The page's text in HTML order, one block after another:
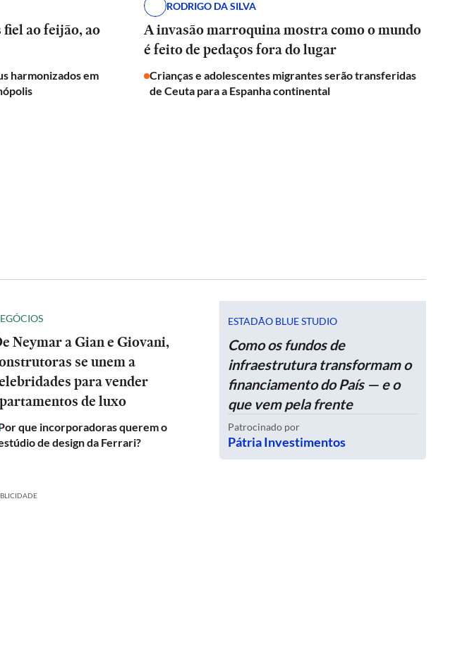
fiel ao feijão, ao
harmonizados em
RODRIGO DA SILVA
A invasão marroquina mostra como o mundo
é feito de pedaços fora do lugar
Crianças e adolescentes migrantes serão transferidas
de Ceuta para a Espanha continental
Neymar a Gian e Giovani,
se unem a
para vender
de luxo
que incorporadoras querem o
de design da Ferrari?
ESTADÃO BLUE STUDIO
Como os fundos de
infraestrutura transformam o
financiamento do País — e o
que vem pela frente
Patrocinado por
Pátria Investimentos